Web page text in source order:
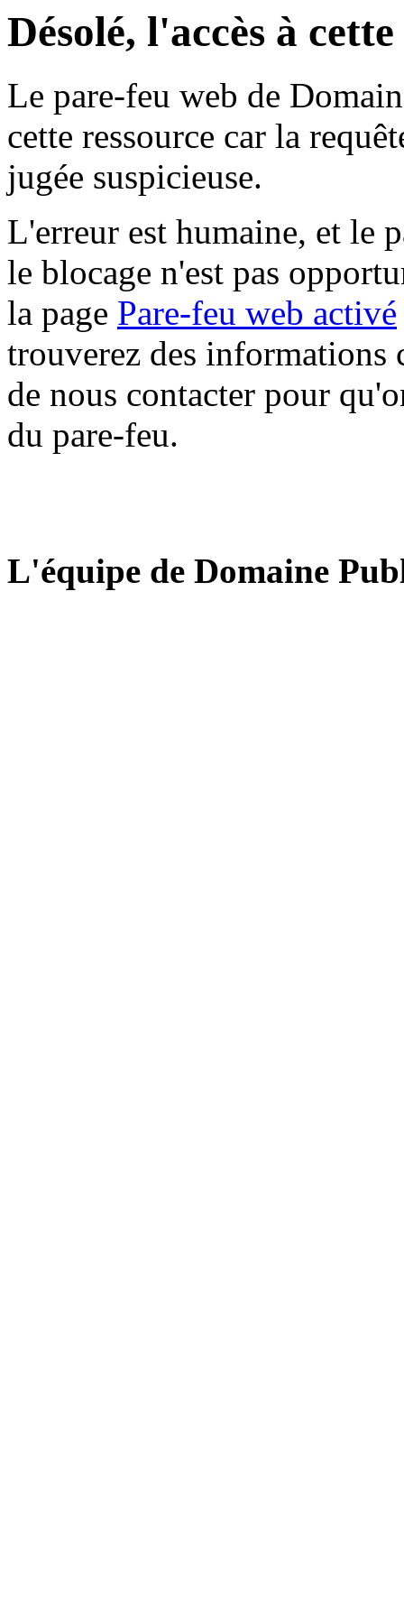
Désolé, l'accès à
Le pare-feu web de
cette ressource car la
jugée suspicieuse.
L'erreur est humaine, et le
le blocage n'est pas
la page Pare-feu web activé
trouverez des informations
de nous contacter pour
du pare-feu.
L'équipe de Domaine